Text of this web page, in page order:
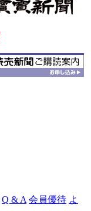
Q & A 会員優待 よ